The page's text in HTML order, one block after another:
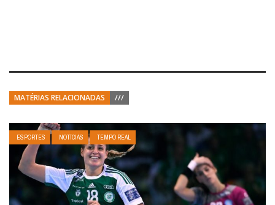
MATÉRIAS RELACIONADAS ///
ESPORTES NOTÍCIAS TEMPO REAL